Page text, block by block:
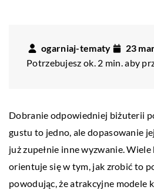
ogarniaj-tematy
23
Potrzebujesz ok. 2 min. aby
Dobranie odpowiedniej biżuterii
gustu to jedno, ale dopasowanie
już zupełnie inne wyzwanie.
orientuje się w tym, jak zrobić to
powodując, że atrakcyjne modele